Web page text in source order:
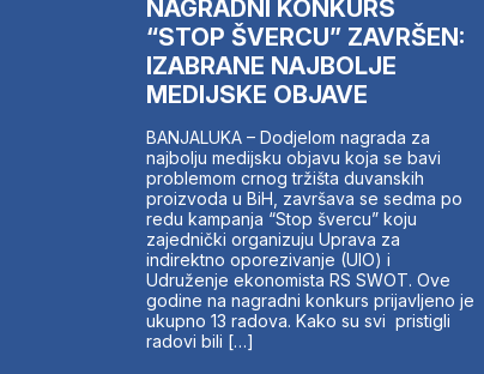
NAGRADNI KONKURS
“STOP ŠVERCU” ZAVRŠEN:
IZABRANE NAJBOLJE
MEDIJSKE OBJAVE
BANJALUKA – Dodjelom nagrada za
najbolju medijsku objavu koja se bavi
problemom crnog tržišta duvanskih
proizvoda u BiH, završava se sedma po
redu kampanja “Stop švercu” koju
zajednički organizuju Uprava za
indirektno oporezivanje (UIO) i
Udruženje ekonomista RS SWOT. Ove
godine na nagradni konkurs prijavljeno je
ukupno 13 radova. Kako su svi pristigli
radovi bili […]